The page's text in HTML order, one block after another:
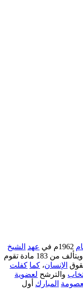
1962م في عهد
الشيخ
"، ويتألف من 183 مادة تقوم
الإنسان، كما كفلت
والترشح لعضوية
المباركأول